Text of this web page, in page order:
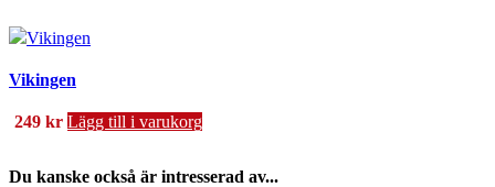
Vikingen
249 kr Lägg till i varukorg
Du kanske också är intresserad av...